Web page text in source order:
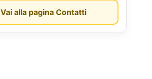
Vai alla pagina Contatti